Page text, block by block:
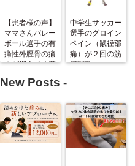
【患者様の声】
ママさんバレー
ボール選手の有
痛性外脛骨の痛
みが消えて「魔
でした！」
中学生サッカー
選手のグロイン
ペイン（鼠径部
痛）が２回の筋
膜調整
New Posts -